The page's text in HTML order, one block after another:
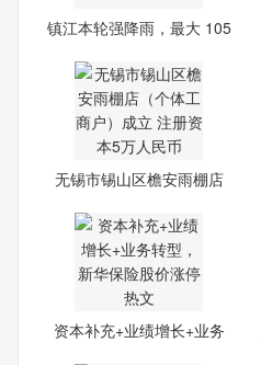
镇江本轮强降雨，最大 105
无锡市锡山区檐安雨棚店
资本补充+业绩增长+业务